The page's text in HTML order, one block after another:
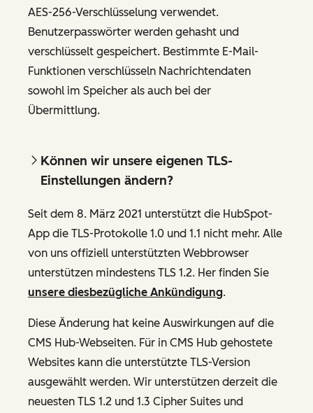
AES-256-Verschlüsselung verwendet.
Benutzerpasswörter werden gehasht und
verschlüsselt gespeichert. Bestimmte E-Mail-
Funktionen verschlüsseln Nachrichtendaten
sowohl im Speicher als auch bei der
Übermittlung.
Können wir unsere eigenen TLS-
Einstellungen ändern?
Seit dem 8. März 2021 unterstützt die HubSpot-
App die TLS-Protokolle 1.0 und 1.1 nicht mehr. Alle
von uns offiziell unterstützten Webbrowser
unterstützen mindestens TLS 1.2. Her finden Sie
unsere diesbezügliche Ankündigung.
Diese Änderung hat keine Auswirkungen auf die
CMS Hub-Webseiten. Für in CMS Hub gehostete
Websites kann die unterstützte TLS-Version
ausgewählt werden. Wir unterstützen derzeit die
neuesten TLS 1.2 und 1.3 Cipher Suites und